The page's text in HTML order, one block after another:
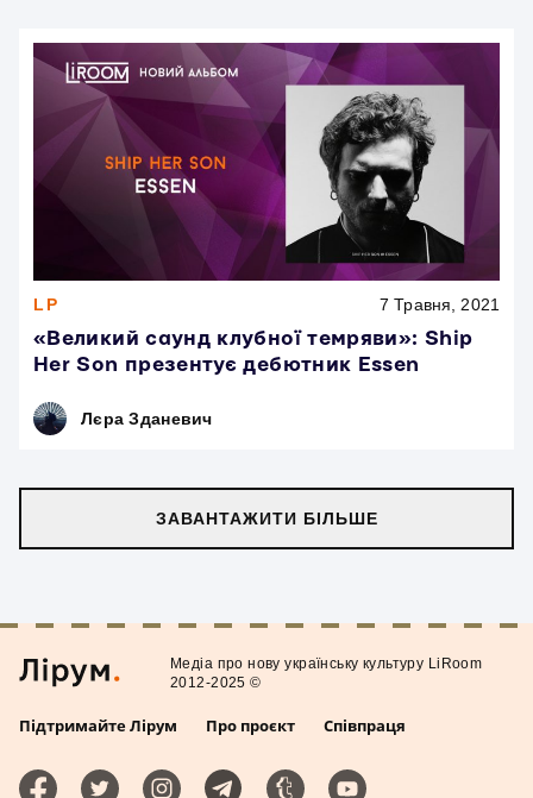
LP 7 Травня, 2021
«Великий саунд клубної темряви»: Ship
Her Son презентує дебютник Essen
Лєра Зданевич
ЗАВАНТАЖИТИ БІЛЬШЕ
Підтримайте Лірум Про проєкт Співпраця
Медiа про нову українську культуру LiRoom
2012-2025 ©